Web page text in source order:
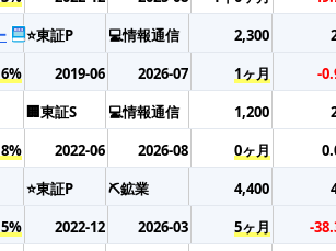
⭐東証P 💻情報通信 2,300
2019-06 2026-07 1ヶ月
-
🏢東証S 💻情報通信 1,200
2022-06 2026-08 0ヶ月
⭐東証P ⛏️鉱業 4,400
2022-12 2026-03 5ヶ月
-